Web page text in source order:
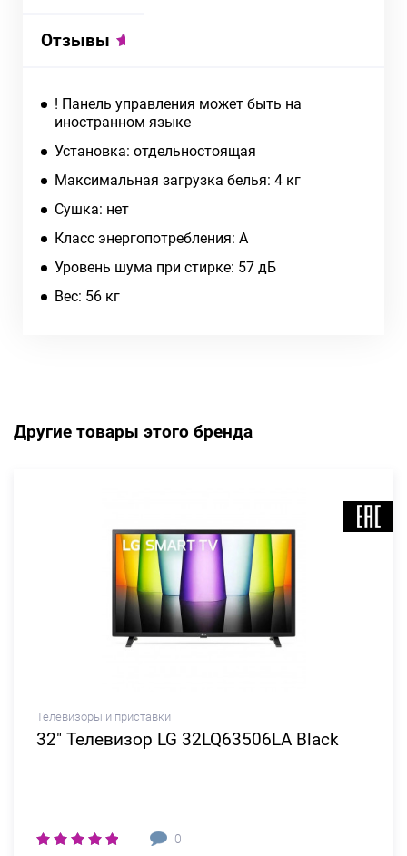
Отзывы
! Панель управления может быть на
иностранном языке
Установка: отдельностоящая
Максимальная загрузка белья: 4 кг
Сушка: нет
Класс энергопотребления: A
Уровень шума при стирке: 57 дБ
Вес: 56 кг
Другие товары этого бренда
Телевизоры и приставки
32" Телевизор LG 32LQ63506LA Black
0